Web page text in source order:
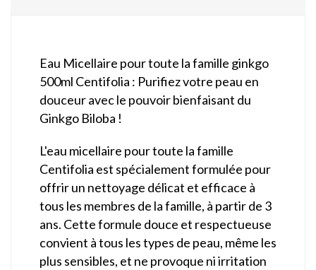
Eau Micellaire pour toute la famille ginkgo
500ml Centifolia : Purifiez votre peau en
douceur avec le pouvoir bienfaisant du
Ginkgo Biloba !
L'eau micellaire pour toute la famille
Centifolia est spécialement formulée pour
offrir un nettoyage délicat et efficace à
tous les membres de la famille, à partir de 3
ans. Cette formule douce et respectueuse
convient à tous les types de peau, même les
plus sensibles, et ne provoque ni irritation